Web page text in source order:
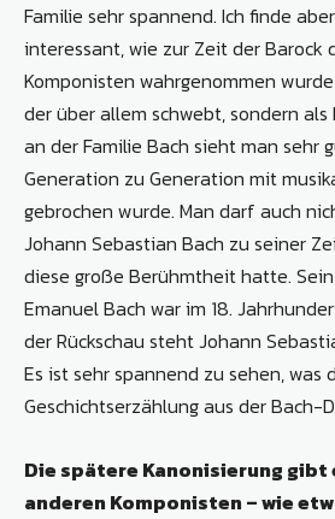
Familie sehr spannend. Ich finde
interessant, wie zur Zeit der Barock
Komponisten wahrgenommen
der über allem schwebt, sondern als
an der Familie Bach sieht man sehr
Generation zu Generation mit
gebrochen wurde. Man darf auch
Johann Sebastian Bach zu seiner
diese große Berühmtheit hatte.
Emanuel Bach war im 18.
der Rückschau steht Johann
Es ist sehr spannend zu sehen, was
Geschichtserzählung aus der Bach-
Die spätere Kanonisierung gibt
anderen Komponisten – wie